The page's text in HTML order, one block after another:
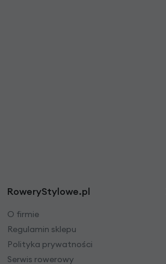
RoweryStylowe.pl
O firmie
Regulamin sklepu
Polityka prywatności
Serwis rowerowy